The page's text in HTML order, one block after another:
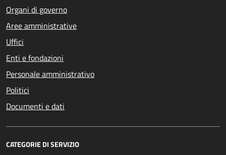
Organi di governo
Aree amministrative
Uffici
Enti e fondazioni
Personale amministrativo
Politici
Documenti e dati
CATEGORIE DI SERVIZIO